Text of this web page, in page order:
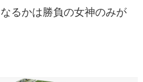
るかは勝負の女神のみが